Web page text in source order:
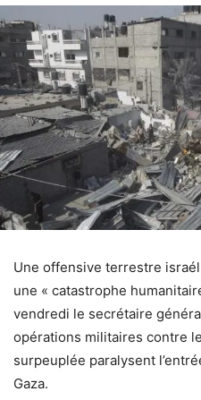
Une offensive terrestre
une « catastrophe
vendredi le secrétaire
opérations militaires contre
surpeuplée paralysent
Gaza.